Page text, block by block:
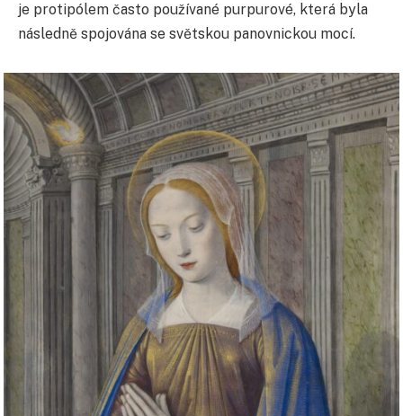
je protipólem často používané purpurové, která byla
následně spojována se světskou panovnickou mocí.